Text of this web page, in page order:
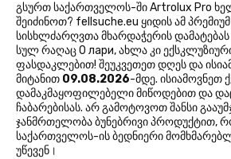
გსურთ საქართველოს-ში Artrolux Pro
შეიძინოთ? fellsuche.eu ყიდის ამ
სისხლძარღვთა მხარდაჭერის
სულ რაღაც 0 лари, ახლა კი
ფასდაკლებით! შეუკვეთეთ დღეს და
მიტანით 09.08.2026-მდე. ისიამოვნეთ
დამაკმაყოფილებელი მიწოდებით და
ჩაბარებისას. არ გამოტოვოთ შანსი
ჯანმრთელობა ბუნებრივი პროდუქტით,
საქართველოს-ის ბედნიერი
უწევენ।